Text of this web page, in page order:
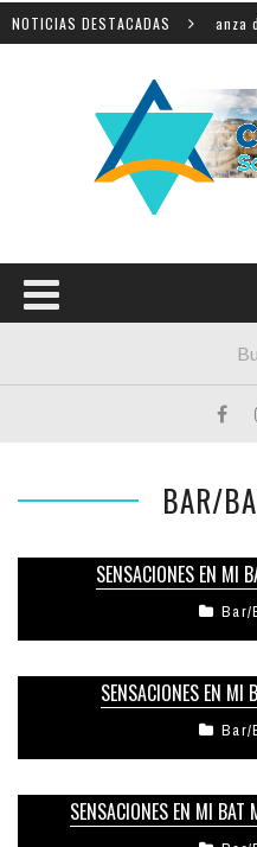
NOTICIAS DESTACADAS
sobre la enseñanza
BAR/
SENSACIONES EN MI
Bar/
SENSACIONES EN MI
Bar/
SENSACIONES EN MI BAT